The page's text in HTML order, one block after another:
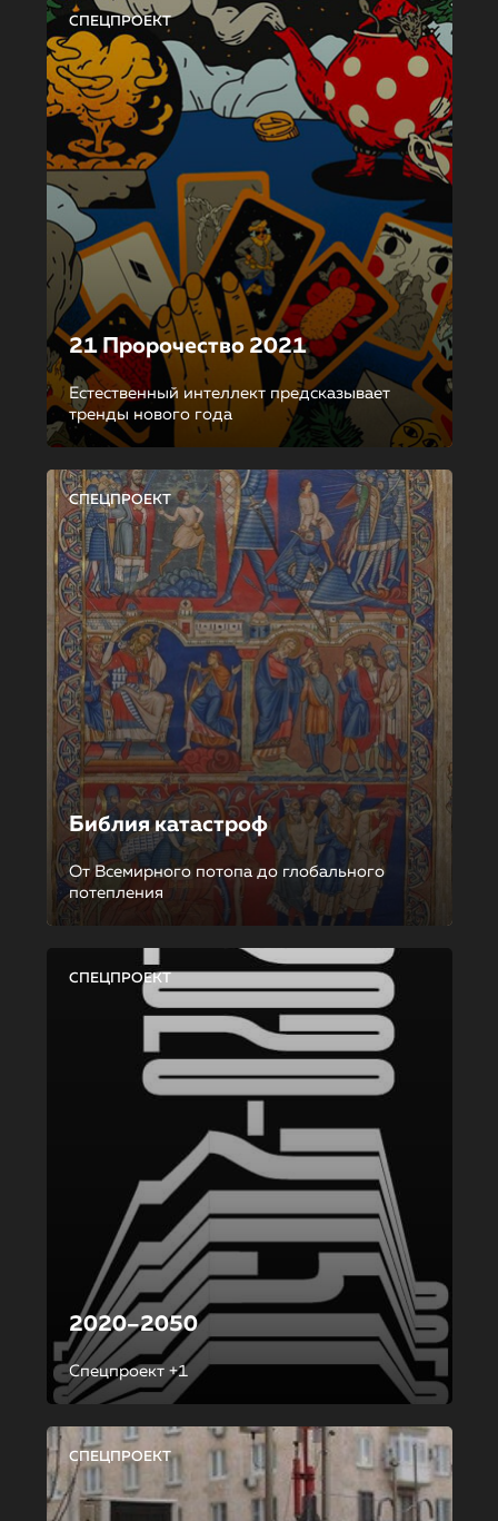
СПЕЦПРОЕКТ
21 Пророчество 2021
Естественный интеллект предсказывает
тренды нового года
СПЕЦПРОЕКТ
Библия катастроф
От Всемирного потопа до глобального
потепления
СПЕЦПРОЕКТ
2020–2050
Спецпроект +1
СПЕЦПРОЕКТ